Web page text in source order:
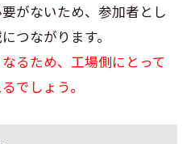
がないため、参加者とし
つながります。
るため、工場側にとって
でしょう。